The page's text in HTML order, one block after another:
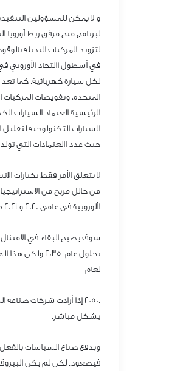
لكل سيارة كهربائية. كما
المتحدة، وتفويضات المركبات
الرئيسية العتماد السيارات
السيارات التكنولوجية
حيث عدد االعتمادات التي
لا يتعلق الأمر فقط بخيارات
من خالل مزيج من
األوروبية في عامي 2020 و،2021 حيث شكلت السيارات الهجينة غالبية مبيعاتها.
سوف يصبح البقاء في
بحلول عام
لعام
.2050 إذا أرادت شركات
بشكل مباشر.
ويدفع صناع السياسات بالفعل
فيصعود. لكن لم يكن